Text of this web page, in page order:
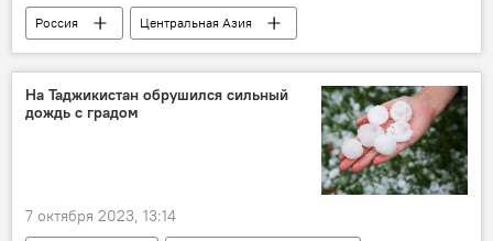
Россия
Центральная Азия
наркотики
Общество
На Таджикистан обрушился сильный
дождь с градом
7 октября 2023, 13:14